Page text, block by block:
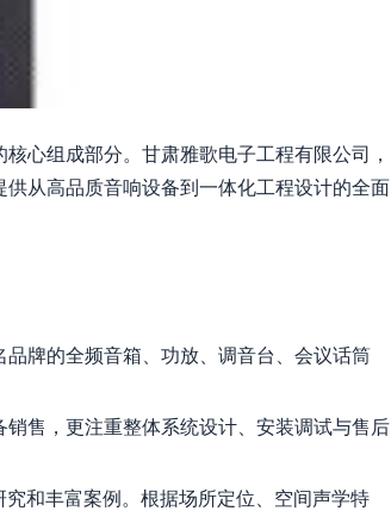
心组成部分。甘肃雅歌电子工程有限公司，
从高品质音响设备到一体化工程设计的全面
牌的全频音箱、功放、调音台、会议话筒
售，更注重整体系统设计、安装调试与售后
和丰富案例。根据场所定位、空间声学特